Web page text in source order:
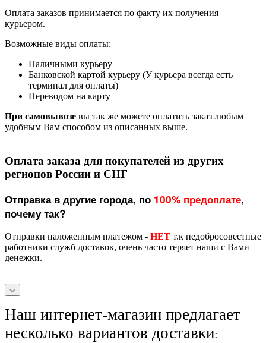
Оплата заказов принимается по факту их получения –
курьером.
Возможные виды оплаты:
Наличными курьеру
Банковской картой курьеру (У курьера всегда есть
терминал для оплаты)
Переводом на карту
При самовывозе вы так же можете оплатить заказ любым
удобным Вам способом из описанных выше.
Оплата заказа для покупателей из других
регионов России и СНГ
Отправка в другие города, по 100% предоплате,
почему так?
Отправки наложенным платежом - НЕТ т.к недобросовестные
работники служб доставок, очень часто теряет наши с Вами
денежки.
Наш интернет-магазин предлагает
несколько вариантов доставки: